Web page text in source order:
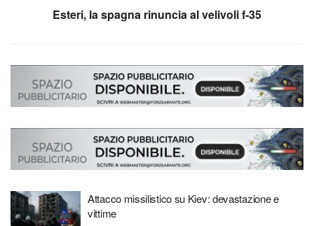
Esteri, la spagna rinuncia al velivoli f-35
Attacco missilistico su Kiev: devastazione e
vittime